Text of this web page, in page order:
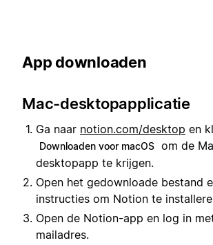
App downloaden
Mac-desktopapplicatie
Ga naar notion.com/desktop en
Downloaden voor macOS om de
desktopapp te krijgen.
Open het gedownloade bestand
instructies om Notion te
Open de Notion-app en log in
mailadres.